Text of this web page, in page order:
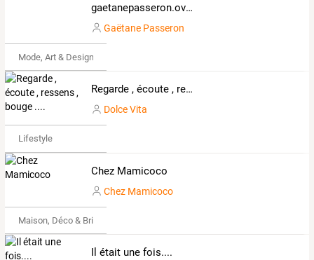
gaetanepasseron.over-blog.com
Gaëtane Passeron
Mode, Art & Design
Regarde , écoute , ressens , bouge ....
Dolce Vita
Lifestyle
Chez Mamicoco
Chez Mamicoco
Maison, Déco & Bricolage
Il était une fois....